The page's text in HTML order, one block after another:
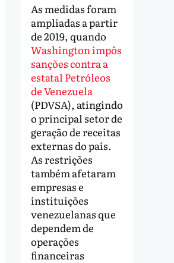
As medidas foram
ampliadas a partir
de 2019, quando
Washington impôs
sanções contra a
estatal Petróleos
de Venezuela
(PDVSA), atingindo
o principal setor de
geração de receitas
externas do país.
As restrições
também afetaram
empresas e
instituições
venezuelanas que
dependem de
operações
financeiras